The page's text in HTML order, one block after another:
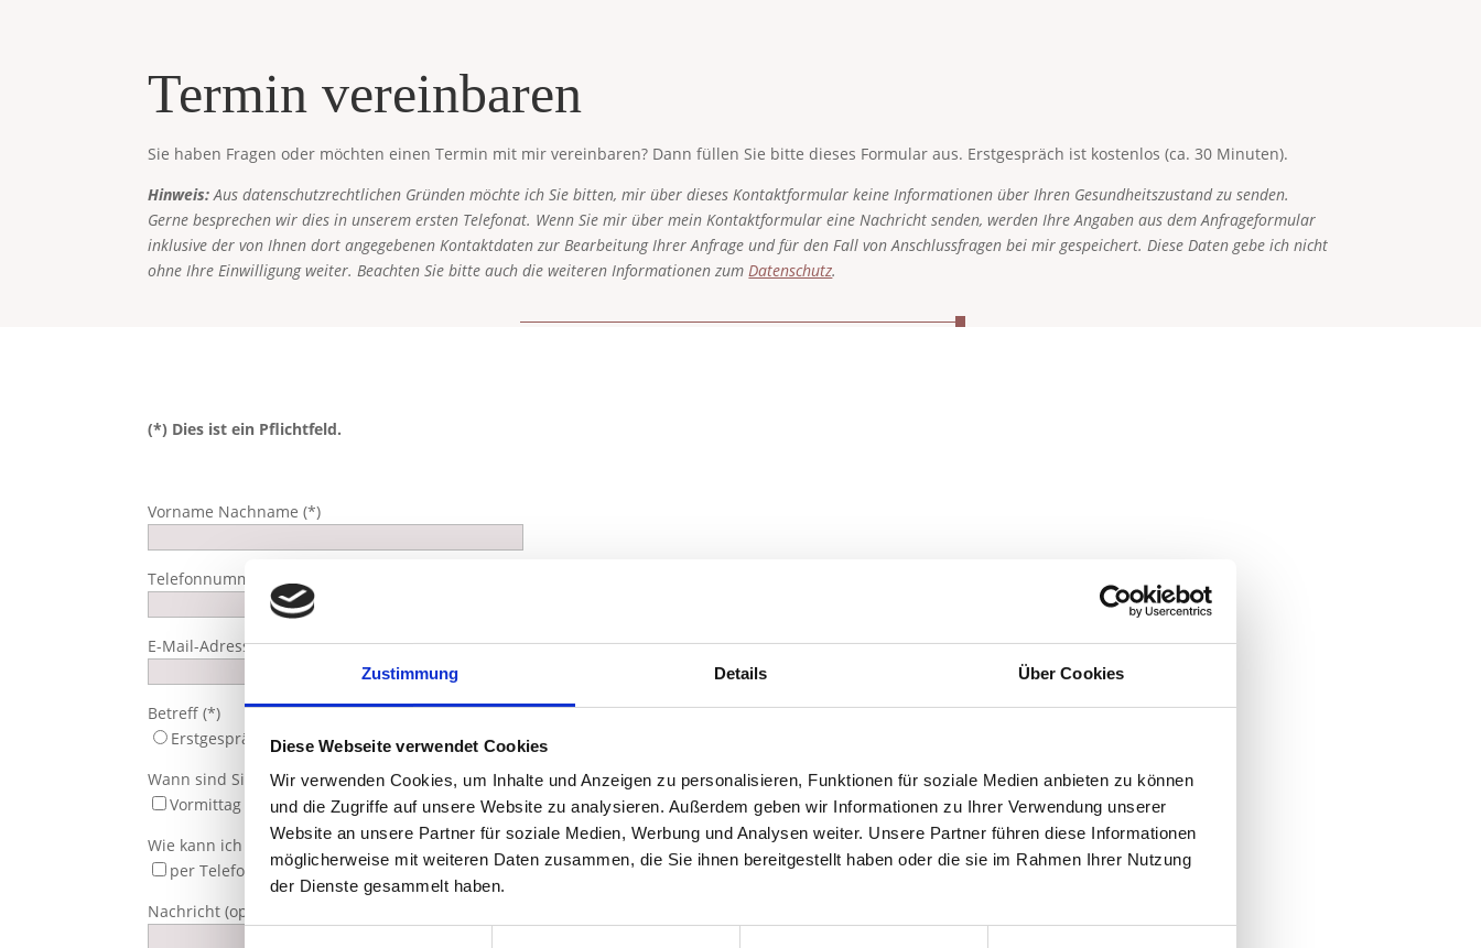
Zustimmung Details Über Cookies
Diese Webseite verwendet Cookies
Wir verwenden Cookies, um Inhalte und Anzeigen zu personalisieren, Funktionen für soziale Medien anbieten zu können
und die Zugriffe auf unsere Website zu analysieren. Außerdem geben wir Informationen zu Ihrer Verwendung unserer
Website an unsere Partner für soziale Medien, Werbung und Analysen weiter. Unsere Partner führen diese Informationen
möglicherweise mit weiteren Daten zusammen, die Sie ihnen bereitgestellt haben oder die sie im Rahmen Ihrer Nutzung
der Dienste gesammelt haben.
Termin vereinbaren
Sie haben Fragen oder möchten einen Termin mit mir vereinbaren? Dann füllen Sie bitte dieses Formular aus. Erstgespräch ist kostenlos (ca. 30 Minuten).
Hinweis:Aus datenschutzrechtlichen Gründen möchte ich Sie bitten, mir über dieses Kontaktformular keine Informationen über Ihren Gesundheitszustand zu senden.
Gerne besprechen wir dies in unserem ersten Telefonat. Wenn Sie mir über mein Kontaktformular eine Nachricht senden, werden Ihre Angaben aus dem Anfrageformular
inklusive der von Ihnen dort angegebenen Kontaktdaten zur Bearbeitung Ihrer Anfrage und für den Fall von Anschlussfragen bei mir gespeichert. Diese Daten gebe ich nicht
ohne Ihre Einwilligung weiter. Beachten Sie bitte auch die weiteren Informationen zumDatenschutz.
(*) Dies ist ein Pflichtfeld.
Vorname Nachname (*)
Telefonnummer (*)
E-Mail-Adresse (*)
Betreff (*)
Erstgespräch
Therapie
Wann sind Sie erreichbar? (*)
Vormittag
Nachmittag
Wie kann ich Sie kontaktieren? (*)
per Telefon
per Email
Nachricht (optional)